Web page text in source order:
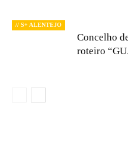
// S+ ALENTEJO
Concelho
roteiro